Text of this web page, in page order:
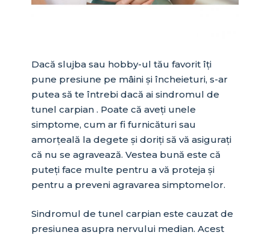
Dacă slujba sau hobby-ul tău favorit îți
pune presiune pe mâini și încheieturi, s-ar
putea să te întrebi dacă ai sindromul de
tunel carpian . Poate că aveți unele
simptome, cum ar fi furnicături sau
amorțeală la degete și doriți să vă asigurați
că nu se agravează. Vestea bună este că
puteți face multe pentru a vă proteja și
pentru a preveni agravarea simptomelor.
Sindromul de tunel carpian este cauzat de
presiunea asupra nervului median. Acest